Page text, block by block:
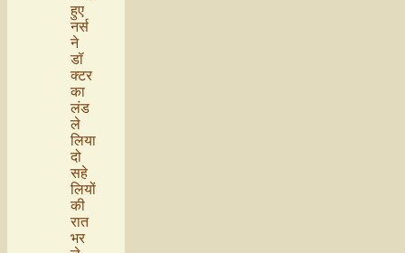
हुए
नर्स
ने
डॉ
क्टर
का
लंड
ले
लिया
दो
सहे
लियों
की
रात
भर